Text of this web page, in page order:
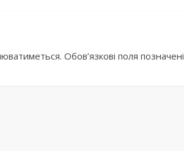
Обов’язкові поля позначені